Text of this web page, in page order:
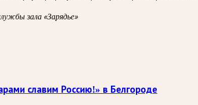
зала «Зарядье»
славим Россию!» в Белгороде